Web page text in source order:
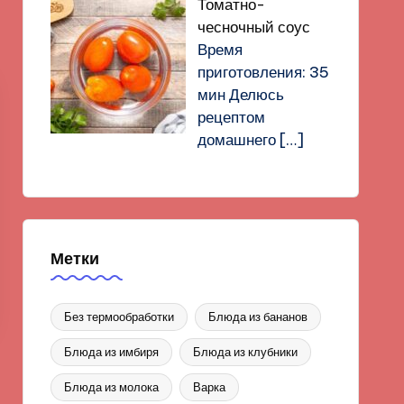
Томатно-
чесночный соус
Время
приготовления: 35
мин Делюсь
рецептом
домашнего […]
Метки
Без термообработки Блюда из бананов
Блюда из имбиря Блюда из клубники
Блюда из молока Варка